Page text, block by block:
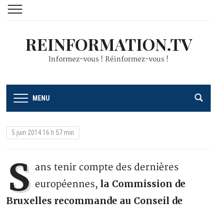
REINFORMATION.TV
Informez-vous ! Réinformez-vous !
MENU
5 juin 2014 16 h 57 min
S ans tenir compte des dernières
européennes, la Commission de
Bruxelles recommande au Conseil de